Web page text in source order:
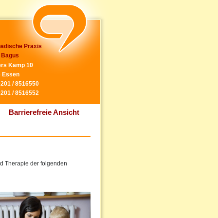
Praxis
Kamp 10
Essen
/ 8516550
/ 8516552
Barrierefreie Ansicht
Therapie der folgenden